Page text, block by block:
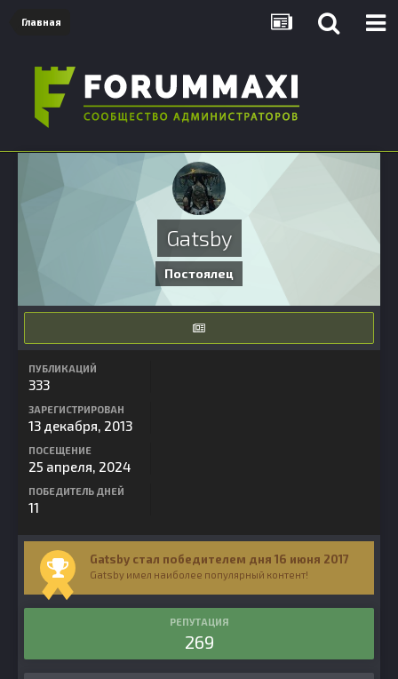
Главная
Gatsby
Постоялец
ПУБЛИКАЦИЙ
333
ЗАРЕГИСТРИРОВАН
13 декабря, 2013
ПОСЕЩЕНИЕ
25 апреля, 2024
ПОБЕДИТЕЛЬ ДНЕЙ
11
Gatsby стал победителем дня 16 июня 2017
Gatsby имел наиболее популярный контент!
РЕПУТАЦИЯ
269